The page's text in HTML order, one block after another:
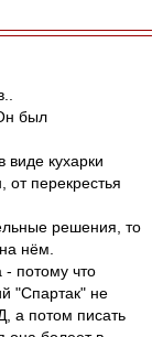
был
виде кухарки
перекрестья
решения, то
нём.
- потому что
"Спартак" не
а потом писать